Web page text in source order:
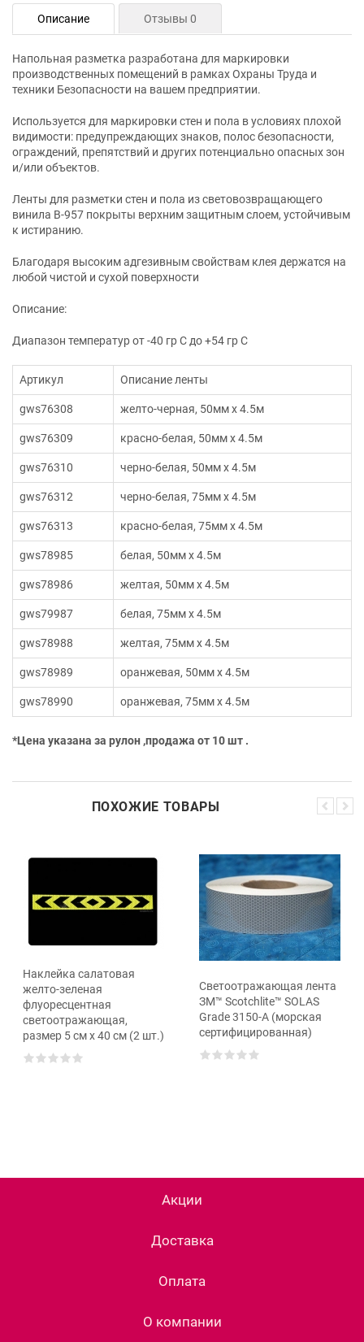
Описание Отзывы 0
Напольная разметка разработана для маркировки
производственных помещений в рамках Охраны Труда и
техники Безопасности на вашем предприятии.
Используется для маркировки стен и пола в условиях плохой
видимости: предупреждающих знаков, полос безопасности,
ограждений, препятствий и других потенциально опасных зон
и/или объектов.
Ленты для разметки стен и пола из световозвращающего
винила В-957 покрыты верхним защитным слоем, устойчивым
к истиранию.
Благодаря высоким адгезивным свойствам клея держатся на
любой чистой и сухой поверхности
Описание:
Диапазон температур от -40 гр С до +54 гр С
Артикул Описание ленты
gws76308 желто-черная, 50мм х 4.5м
gws76309 красно-белая, 50мм х 4.5м
gws76310 черно-белая, 50мм х 4.5м
gws76312 черно-белая, 75мм х 4.5м
gws76313 красно-белая, 75мм х 4.5м
gws78985 белая, 50мм х 4.5м
gws78986 желтая, 50мм х 4.5м
gws79987 белая, 75мм х 4.5м
gws78988 желтая, 75мм х 4.5м
gws78989 оранжевая, 50мм х 4.5м
gws78990 оранжевая, 75мм х 4.5м
*Цена указана за рулон ,продажа от 10 шт .
ПОХОЖИЕ ТОВАРЫ
Наклейка салатовая
желто-зеленая
флуоресцентная
светоотражающая,
размер 5 см х 40 см (2 шт.)
Светоотражающая лента
ЗМ™ Scotchlite™ SOLAS
Grade 3150-A (морская
сертифицированная)
Акции
Доставка
Оплата
О компании